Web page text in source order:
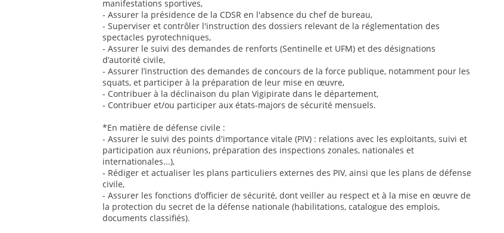
manifestations sportives,
- Assurer la présidence de la CDSR en l'absence du chef de bureau,
- Superviser et contrôler l'instruction des dossiers relevant de la réglementation des
spectacles pyrotechniques,
- Assurer le suivi des demandes de renforts (Sentinelle et UFM) et des désignations
d’autorité civile,
- Assurer l’instruction des demandes de concours de la force publique, notamment pour les
squats, et participer à la préparation de leur mise en œuvre,
- Contribuer à la déclinaison du plan Vigipirate dans le département,
- Contribuer et/ou participer aux états-majors de sécurité mensuels.
*En matière de défense civile :
- Assurer le suivi des points d'importance vitale (PIV) : relations avec les exploitants, suivi et
participation aux réunions, préparation des inspections zonales, nationales et
internationales...),
- Rédiger et actualiser les plans particuliers externes des PIV, ainsi que les plans de défense
civile,
- Assurer les fonctions d’officier de sécurité, dont veiller au respect et à la mise en œuvre de
la protection du secret de la défense nationale (habilitations, catalogue des emplois,
documents classifiés).